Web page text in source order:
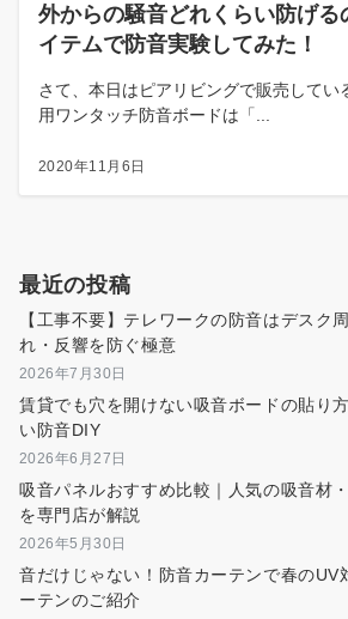
外からの騒音どれくらい防げる
イテムで防音実験してみた！
さて、本日はピアリビングで販売してい
用ワンタッチ防音ボードは「...
2020年11月6日
最近の投稿
【工事不要】テレワークの防音はデスク
れ・反響を防ぐ極意
2026年7月30日
賃貸でも穴を開けない吸音ボードの貼り
い防音DIY
2026年6月27日
吸音パネルおすすめ比較｜人気の吸音材
を専門店が解説
2026年5月30日
音だけじゃない！防音カーテンで春のUV
ーテンのご紹介